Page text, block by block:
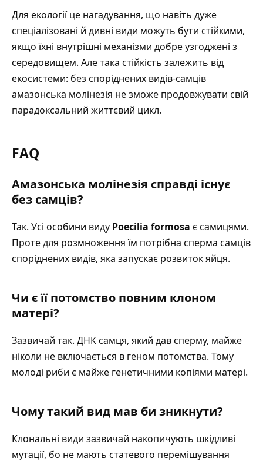
Для екології це нагадування, що навіть дуже
спеціалізовані й дивні види можуть бути стійкими,
якщо їхні внутрішні механізми добре узгоджені з
середовищем. Але така стійкість залежить від
екосистеми: без споріднених видів-самців
амазонська молінезія не зможе продовжувати свій
парадоксальний життєвий цикл.
FAQ
Амазонська молінезія справді існує
без самців?
Так. Усі особини виду Poecilia formosa є самицями.
Проте для розмноження їм потрібна сперма самців
споріднених видів, яка запускає розвиток яйця.
Чи є її потомство повним клоном
матері?
Зазвичай так. ДНК самця, який дав сперму, майже
ніколи не включається в геном потомства. Тому
молоді риби є майже генетичними копіями матері.
Чому такий вид мав би зникнути?
Клональні види зазвичай накопичують шкідливі
мутації, бо не мають статевого перемішування